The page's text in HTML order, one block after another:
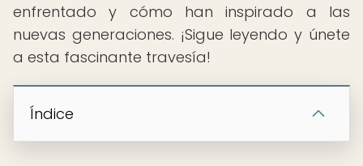
enfrentado y cómo han inspirado a las
nuevas generaciones. ¡Sigue leyendo y únete
a esta fascinante travesía!
Índice